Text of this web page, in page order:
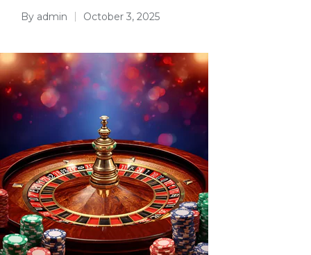
Posted
By admin October 3, 2025